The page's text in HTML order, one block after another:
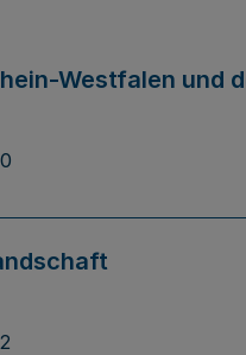
Westfalen und